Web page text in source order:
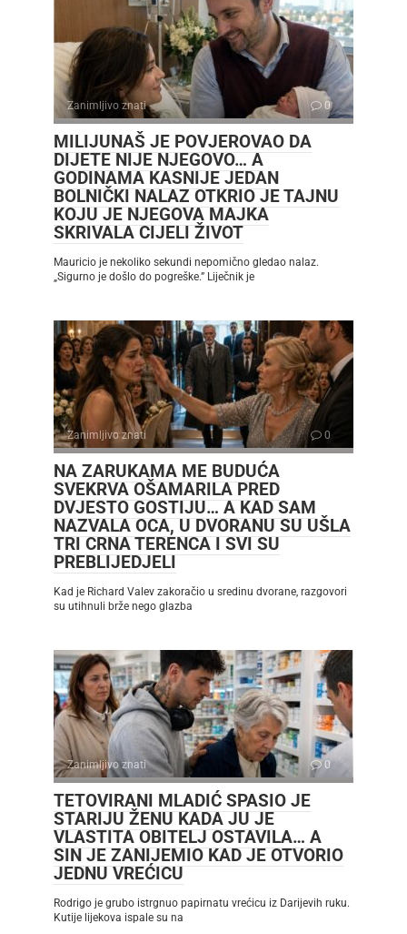
Zanimljivo znati 0
MILIJUNAŠ JE POVJEROVAO DA
DIJETE NIJE NJEGOVO… A
GODINAMA KASNIJE JEDAN
BOLNIČKI NALAZ OTKRIO JE TAJNU
KOJU JE NJEGOVA MAJKA
SKRIVALA CIJELI ŽIVOT
Mauricio je nekoliko sekundi nepomično gledao nalaz.
„Sigurno je došlo do pogreške.” Liječnik je
Zanimljivo znati 0
NA ZARUKAMA ME BUDUĆA
SVEKRVA OŠAMARILA PRED
DVJESTO GOSTIJU… A KAD SAM
NAZVALA OCA, U DVORANU SU UŠLA
TRI CRNA TERENCA I SVI SU
PREBLIJEDJELI
Kad je Richard Valev zakoračio u sredinu dvorane, razgovori
su utihnuli brže nego glazba
Zanimljivo znati 0
TETOVIRANI MLADIĆ SPASIO JE
STARIJU ŽENU KADA JU JE
VLASTITA OBITELJ OSTAVILA… A
SIN JE ZANIJEMIO KAD JE OTVORIO
JEDNU VREĆICU
Rodrigo je grubo istrgnuo papirnatu vrećicu iz Darijevih ruku.
Kutije lijekova ispale su na